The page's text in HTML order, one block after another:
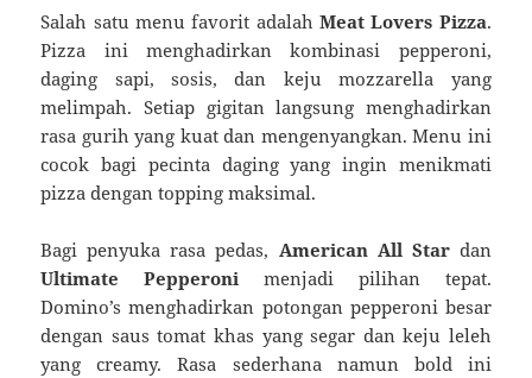
Salah satu menu favorit adalah Meat Lovers Pizza.
Pizza ini menghadirkan kombinasi pepperoni,
daging sapi, sosis, dan keju mozzarella yang
melimpah. Setiap gigitan langsung menghadirkan
rasa gurih yang kuat dan mengenyangkan. Menu ini
cocok bagi pecinta daging yang ingin menikmati
pizza dengan topping maksimal.
Bagi penyuka rasa pedas, American All Stardan
Ultimate Pepperoni menjadi pilihan tepat.
Domino’s menghadirkan potongan pepperoni besar
dengan saus tomat khas yang segar dan keju leleh
yang creamy. Rasa sederhana namun bold ini